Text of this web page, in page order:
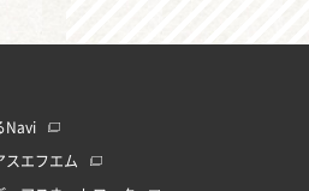
Navi
スエフエム